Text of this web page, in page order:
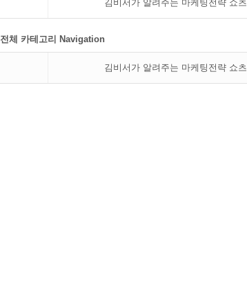
김비서가 알려주는 마케팅전략 쇼츠
전체 카테고리 Navigation
김비서가 알려주는 마케팅전략 쇼츠